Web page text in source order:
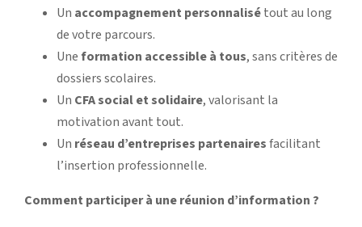
Un accompagnement personnalisétout au long
de votre parcours.
Uneformation accessible à tous, sans critères de
dossiers scolaires.
Un CFA social et solidaire, valorisant la
motivation avant tout.
Un réseau d’entreprises partenairesfacilitant
l’insertion professionnelle.
Comment participer à une réunion d’information ?